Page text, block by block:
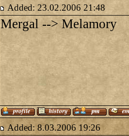
Added: 23.02.2006 21:48
Mergal --> Melamory
Added: 8.03.2006 19:26